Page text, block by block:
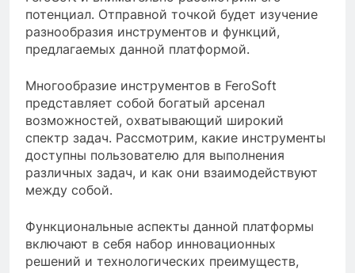
потенциал. Отправной точкой будет изучение
разнообразия инструментов и функций,
предлагаемых данной платформой.
Многообразие инструментов в FeroSoft
представляет собой богатый арсенал
возможностей, охватывающий широкий
спектр задач. Рассмотрим, какие инструменты
доступны пользователю для выполнения
различных задач, и как они взаимодействуют
между собой.
Функциональные аспекты данной платформы
включают в себя набор инновационных
решений и технологических преимуществ,